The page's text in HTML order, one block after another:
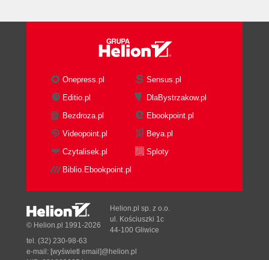
Onepress.pl
Sensus.pl
Editio.pl
DlaBystrzakow.pl
Bezdroza.pl
Ebookpoint.pl
Videopoint.pl
Beya.pl
Czytalisek.pl
Sploty
Biblio.Ebookpoint.pl
© Helion.pl 1991-2026
Helion.pl sp. z o.o.
ul. Kościuszki 1c
44-100 Gliwice
tel. (32) 230-98-63
e-mail: [wyświetl email]@helion.pl